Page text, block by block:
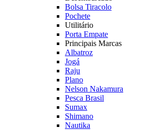
Bolsa Tiracolo
Pochete
Utilitário
Porta Empate
Principais Marcas
Albatroz
Jogá
Raju
Plano
Nelson Nakamura
Pesca Brasil
Sumax
Shimano
Nautika